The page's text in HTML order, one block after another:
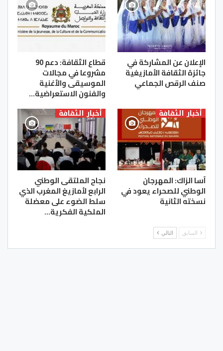
الإعلان عن المشاركة في
جائزة الثقافة الأمازيغية
صنف الرقص الجماعي
قطاع الثقافة: دعم 90
مشروعا في مجالات
الموسيقى والأغنية
والفنون الاستعراضية…
أخبار الثقافة
آسا الزاك: المهرجان
الوطني للصحراء يعود في
نسخته الثانية
أخبار الثقافة
نجاح الملتقى الوطني
الرابع لأمازيغ المغرب الذي
سلط الضوء على معضلة
الملكية الفكرية…
السابق التالي